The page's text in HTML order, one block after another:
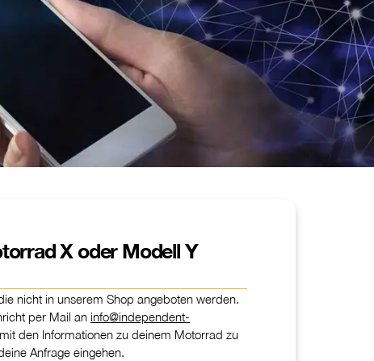
X oder Modell Y
nicht in unserem Shop angeboten werden.
per Mail an info@independent-
mit den Informationen zu deinem Motorrad zu
Anfrage eingehen.